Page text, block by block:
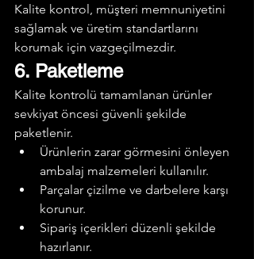
Kalite kontrol, müşteri memnuniyetini
sağlamak ve üretim standartlarını
korumak için vazgeçilmezdir.
6. Paketleme
Kalite kontrolü tamamlanan ürünler
sevkiyat öncesi güvenli şekilde
paketlenir.
Ürünlerin zarar görmesini önleyen
ambalaj malzemeleri kullanılır.
Parçalar çizilme ve darbelere karşı
korunur.
Sipariş içerikleri düzenli şekilde
hazırlanır.